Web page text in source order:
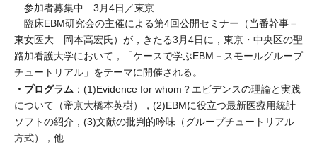
参加者募集中 3月4日／東京
臨床EBM研究会の主催による第4回公開セミナー（当番幹事＝
東女医大 岡本高宏氏）が，きたる3月4日に，東京・中央区の聖
路加看護大学において，「ケースで学ぶEBM－スモールグループ
チュートリアル」をテーマに開催される。
・プログラム ：(1)Evidence for whom？エビデンスの理論と実践
について（帝京大橋本英樹），(2)EBMに役立つ最新医療用統計
ソフトの紹介，(3)文献の批判的吟味（グループチュートリアル
方式），他